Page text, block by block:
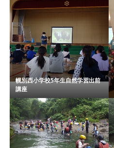
幌別西小学校5年生自然学習出前
講座